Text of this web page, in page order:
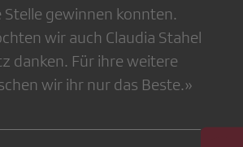
gewinnen konnten.
wir auch Claudia Stahel
danken. Für ihre weitere
wir ihr nur das Beste.»